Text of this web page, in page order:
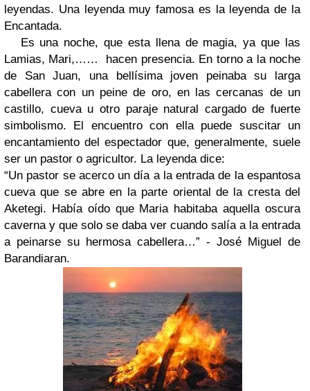
leyendas. Una leyenda muy famosa es la leyenda de la
Encantada.
Es una noche, que esta llena de magia, ya que las
Lamias, Mari,……
hacen presencia. En torno a la noche
de San Juan, una bellísima joven peinaba su larga
cabellera con un peine de oro, en las cercanas de un
castillo, cueva u otro paraje natural cargado de fuerte
simbolismo. El encuentro con ella puede suscitar un
encantamiento del espectador que, generalmente, suele
ser un pastor o agricultor. La leyenda dice:
“Un pastor se acerco un día a la entrada de la espantosa
cueva que se abre en la parte oriental de la cresta del
Aketegi. Había oído que Maria habitaba aquella oscura
caverna y que solo se daba ver cuando salía a la entrada
a peinarse su hermosa cabellera…” - José Miguel de
Barandiaran.